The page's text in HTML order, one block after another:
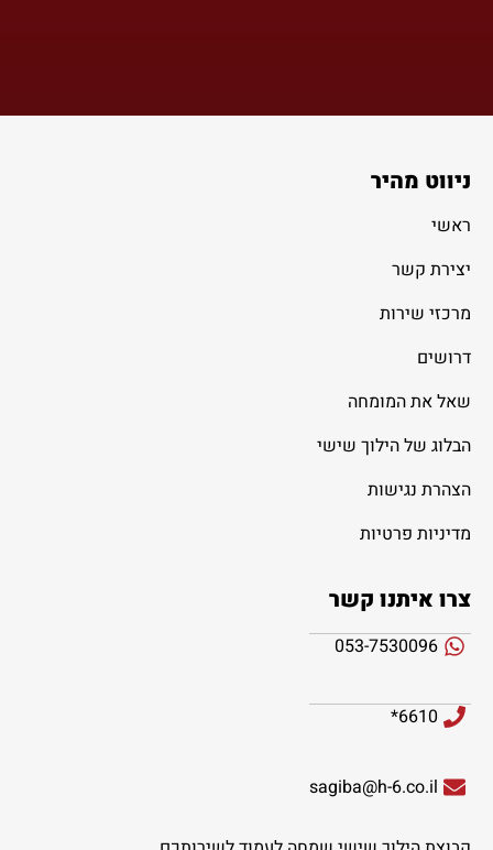
ניווט מהיר
ראשי
יצירת קשר
מרכזי שירות
דרושים
שאל את המומחה
הבלוג של הילוך שישי
הצהרת נגישות
מדיניות פרטיות
צרו איתנו קשר
053-7530096
6610*
sagiba@h-6.co.il